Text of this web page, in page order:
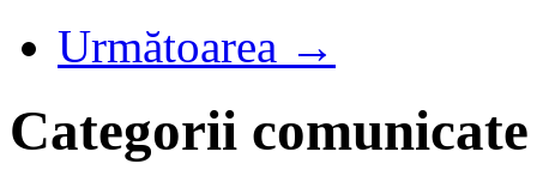
Următoarea →
Categorii comunicate